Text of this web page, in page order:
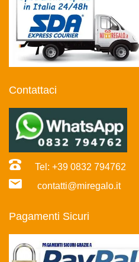
Contattaci
Tel: +39 0832 794762
contatti@miregalo.it
Pagamenti Sicuri